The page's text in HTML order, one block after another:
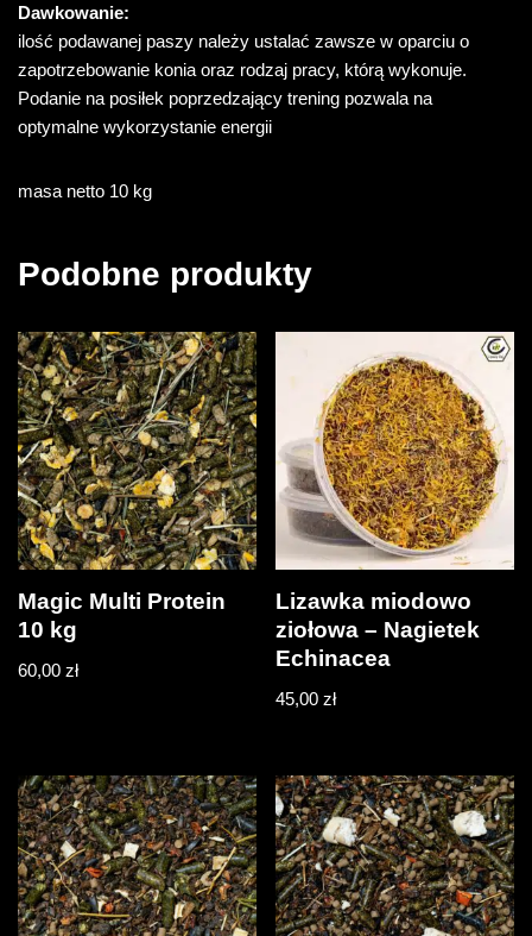
Dawkowanie:
ilość podawanej paszy należy ustalać zawsze w oparciu o
zapotrzebowanie konia oraz rodzaj pracy, którą wykonuje.
Podanie na posiłek poprzedzający trening pozwala na
optymalne wykorzystanie energii
masa netto 10 kg
Podobne produkty
Magic Multi Protein
10 kg
60,00 zł
Lizawka miodowo
ziołowa – Nagietek
Echinacea
45,00zł